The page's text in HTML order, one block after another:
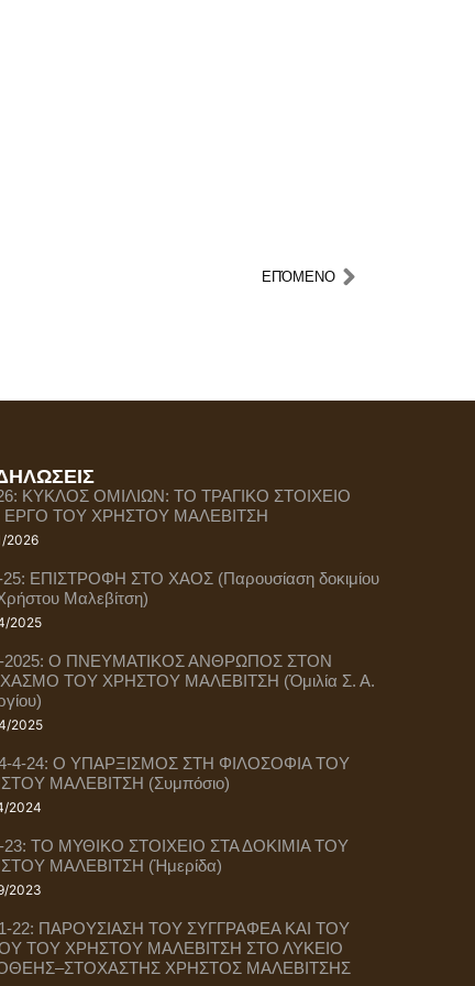
ΕΠΌΜΕΝΟ
ΚΥΚΛΟΣ ΟΜΙΛΙΩΝ: ΤΟ ΤΡΑΓΙΚΟ ΣΤΟΙΧΕΙΟ
ΕΡΓΟ ΤΟΥ ΧΡΗΣΤΟΥ ΜΑΛΕΒΙΤΣΗ
2026
25: ΕΠΙΣΤΡΟΦΗ ΣΤΟ ΧΑΟΣ (Παρουσίαση δοκιμίου
Μαλεβίτση)
2025
2025: Ο ΠΝΕΥΜΑΤΙΚΟΣ ΑΝΘΡΩΠΟΣ ΣΤΟΝ
ΤΟΥ ΧΡΗΣΤΟΥ ΜΑΛΕΒΙΤΣΗ (Ὁμιλία Σ. Α.
2025
4-24: Ο ΥΠΑΡΞΙΣΜΟΣ ΣΤΗ ΦΙΛΟΣΟΦΙΑ ΤΟΥ
ΜΑΛΕΒΙΤΣΗ (Συμπόσιο)
2024
23: ΤΟ ΜΥΘΙΚΟ ΣΤΟΙΧΕΙΟ ΣΤΑ ΔΟΚΙΜΙΑ ΤΟΥ
ΜΑΛΕΒΙΤΣΗ (Ἡμερίδα)
2023
22: ΠΑΡΟΥΣΙΑΣΗ ΤΟΥ ΣΥΓΓΡΑΦΕΑ ΚΑΙ ΤΟΥ
ΤΟΥ ΧΡΗΣΤΟΥ ΜΑΛΕΒΙΤΣΗ ΣΤΟ ΛΥΚΕΙΟ
ΧΡΗΣΤΟΣ ΜΑΛΕΒΙΤΣΗΣ